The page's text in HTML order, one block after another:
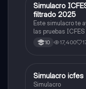
ICFES:
Simulacro
filtrado 2025
Este simulacro te
las pruebas
500/500. Y
quieras, estudiar
10 17,400
ICFES: Lectura
Simulacro icfes
Simulacro